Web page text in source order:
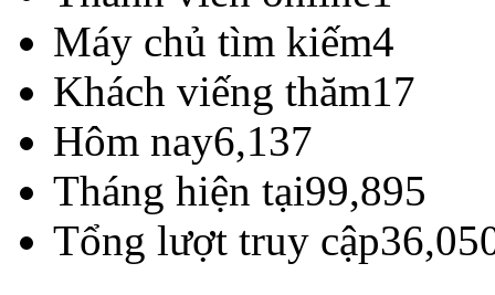
Máy chủ tìm kiếm4
Khách viếng thăm17
Hôm nay6,137
Tháng hiện tại99,895
Tổng lượt truy cập